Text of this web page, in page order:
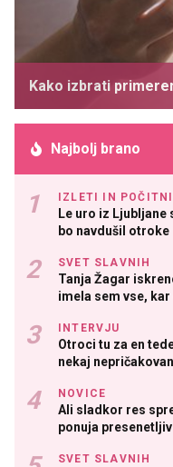
Kako izbrati
Najbolj brano
IZLETI IN
Le uro iz Ljubljane
bo navdušil otroke
SVET SLAVNIH
Tanja Žagar
imela sem vse,
INTERVJU
Otroci tu za en
nekaj
NOVICE
Ali sladkor res
ponuja
SVET SLAVNIH